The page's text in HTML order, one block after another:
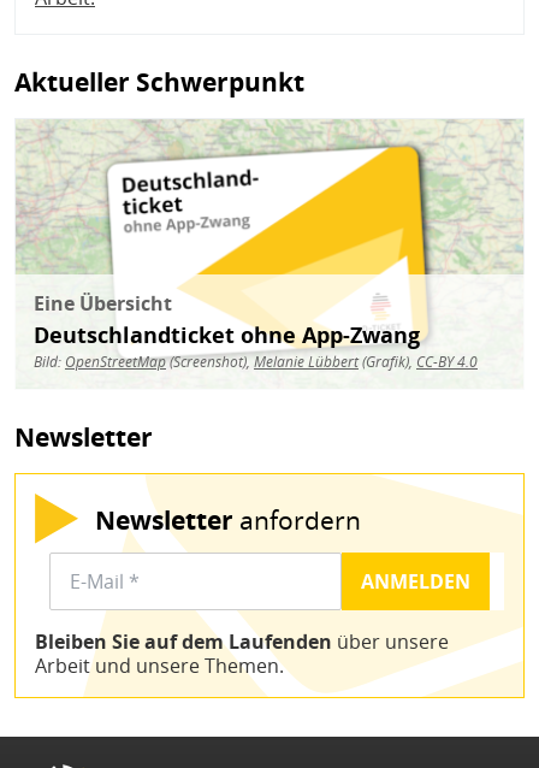
Aktueller Schwerpunkt
Bild
Eine Übersicht
Deutschlandticket ohne App-Zwang
Bild: OpenStreetMap(Screenshot),Melanie Lübbert(Grafik), CC-BY 4.0
Newsletter
Newsletter anfordern
Bleiben Sie auf dem Laufenden über unsere
Arbeit und unsere Themen.